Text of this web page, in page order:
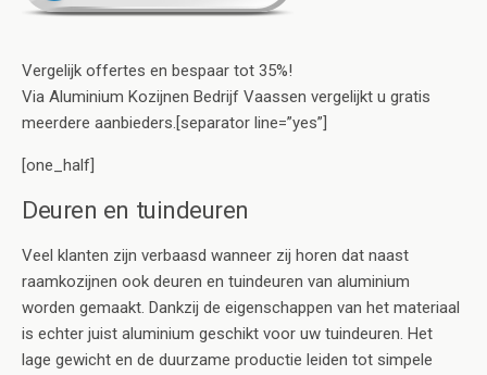
Vergelijk offertes en bespaar tot 35%!
Via Aluminium Kozijnen Bedrijf Vaassen vergelijkt u gratis
meerdere aanbieders.[separator line=”yes”]
[one_half]
Deuren en tuindeuren
Veel klanten zijn verbaasd wanneer zij horen dat naast
raamkozijnen ook deuren en tuindeuren van aluminium
worden gemaakt. Dankzij de eigenschappen van het materiaal
is echter juist aluminium geschikt voor uw tuindeuren. Het
lage gewicht en de duurzame productie leiden tot simpele